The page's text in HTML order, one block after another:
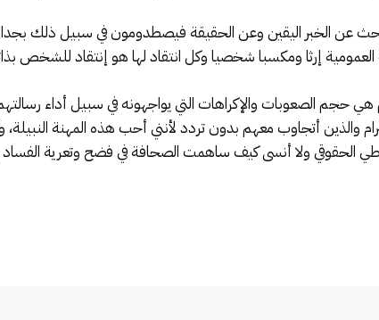
عن الخبر اليقين وعن الحقيقة فيصطدومون في سبيل ذلك
العمومية إرثا ومكسبا شخصيا وكل انتقاد لها هو إنتقاد للشخص
الصعوبات والإكراهات التي يواجهونه في سبيل أداء
والذين أتجاوب معهم بدون تردد لأنني أحب هذه المهنة
ولا أنسى كيف ساهمت الصحافة في فضح وتعرية الفساد